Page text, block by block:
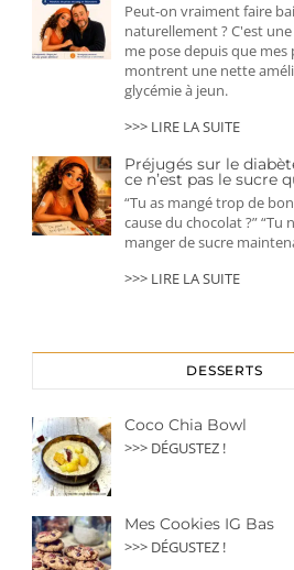
Peut-on vraiment faire
naturellement ? C'est
me pose depuis que mes
montrent une nette
glycémie à jeun.
>>> LIRE LA SUITE
Préjugés sur le
ce n’est pas le sucre
“Tu as mangé trop de
cause du chocolat ?” “Tu
manger de sucre
>>> LIRE LA SUITE
DESSERTS
Coco Chia Bowl
>>> DÉGUSTEZ !
Mes Cookies IG Bas
>>> DÉGUSTEZ !